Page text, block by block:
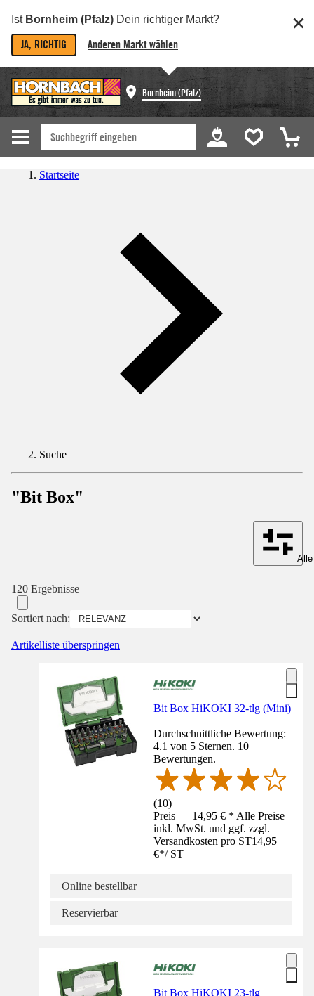
Ist Bornheim (Pfalz) Dein richtiger Markt?
JA, RICHTIG Anderen Markt wählen
Bornheim (Pfalz)
Startseite
Suche
"Bit Box"
120 Ergebnisse
Sortiert nach:
Artikelliste überspringen
Bit Box HiKOKI 32-tlg (Mini)
Durchschnittliche Bewertung:
4.1 von 5 Sternen. 10
Bewertungen.
(10)
Preis — 14,95 € * Alle Preise
inkl. MwSt. und ggf. zzgl.
Versandkosten pro ST14,95
€*/ ST
Online bestellbar
Reservierbar
Bit Box HiKOKI 23-tlg